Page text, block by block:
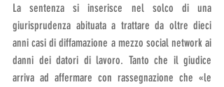
La sentenza si inserisce nel solco di una
giurisprudenza abituata a trattare da oltre dieci
anni casi di diffamazione a mezzo social network ai
danni dei datori di lavoro. Tanto che il giudice
arriva ad affermare con rassegnazione che «le